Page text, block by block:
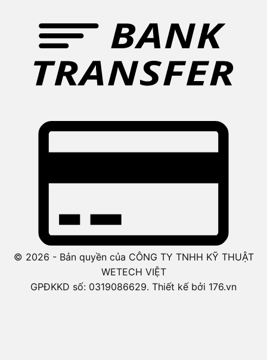
© 2026 - Bản quyền của CÔNG TY TNHH KỸ THUẬT
WETECH VIỆT
GPĐKKD số: 0319086629. Thiết kế bởi 176.vn